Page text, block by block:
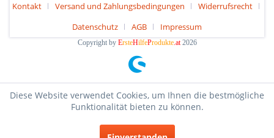
Kontakt
Versand und Zahlungsbedingungen
Widerrufsrecht
Datenschutz
AGB Impressum
Copyright by ErsteHilfeProdukte.at2026
Diese Website verwendet Cookies, um Ihnen die bestmögliche
Funktionalität bieten zu können.